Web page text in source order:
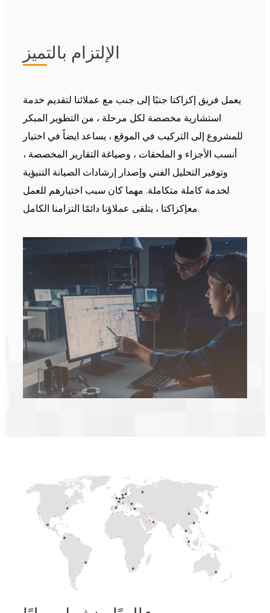
الإلتزام بالتميز
يعمل فريق إكزاكتا جنبًا إلى جنب مع عملائنا لتقديم خدمة
استشارية مخصصة لكل مرحلة ، من التطوير المبكر
للمشروع إلى التركيب في الموقع ، يساعد ايضاً في اختيار
أنسب الأجزاء و الملحقات ، وصياغة التقارير المخصصة ،
وتوفير التحليل الفني وإصدار إرشادات الصيانة التنبؤية
لخدمة كاملة متكاملة. مهما كان سبب اختيارهم للعمل
معإكزاكتا ، يتلقى عملاؤنا دائمًا التزامنا الكامل.